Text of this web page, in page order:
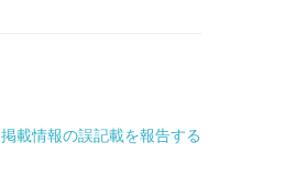
掲載情報の誤記載を報告する